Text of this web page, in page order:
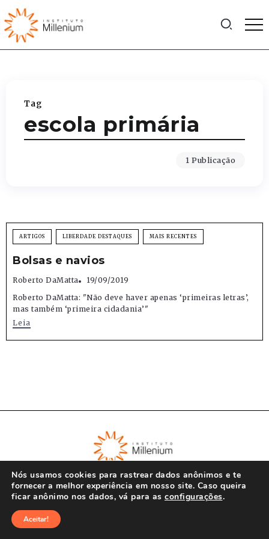
Tag
escola primária
1 Publicação
ARTIGOS LIBERDADE DESTAQUES MAIS RECENTES
Bolsas e navios
Roberto DaMatta
19/09/2019
Roberto DaMatta: "Não deve haver apenas ‘primeiras letras’,
mas também ‘primeira cidadania’"
Leia
Nós usamos cookies para rastrear dados anônimos e te
fornecer a melhor experiência em nosso site. Caso queira
ficar anônimo nos dados, vá para as configurações.
Aceitar!